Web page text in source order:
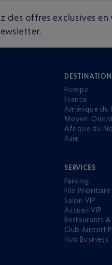
des offres exclusives en
Europe
France
Amérique du
Moyen-Orient
Afrique du
Asie
SERVICES
Parking
File Prioritaire
Salon VIP
Accueil VIP
Restaurants &
Club Airport
Hub Business